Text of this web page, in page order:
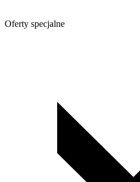
Oferty specjalne